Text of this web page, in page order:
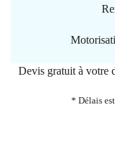
Devis gratuit à votre
* Délais